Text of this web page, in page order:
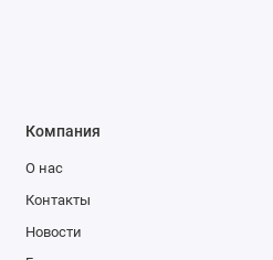
Компания
О нас
Контакты
Новости